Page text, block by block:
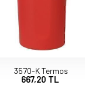
3570-K Termos
667,20 TL